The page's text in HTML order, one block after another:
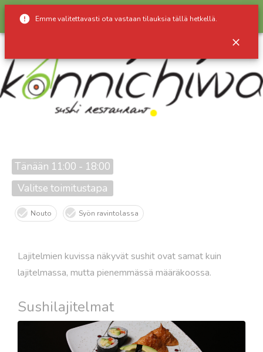
Emme valitettavasti ota vastaan tilauksia tällä hetkellä.
Konnichiwa Kotka
Tänään 11:00 - 18:00
Valitse toimitustapa
Nouto Syön ravintolassa
Lajitelmien kuvissa näkyvät sushit ovat samat kuin
lajitelmassa, mutta pienemmässä määräkoossa.
Sushilajitelmat